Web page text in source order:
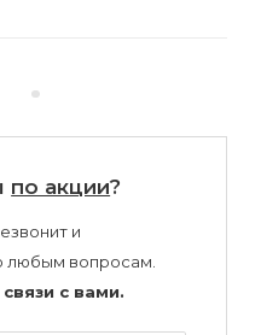
по акции?
и
любым вопросам.
с вами.